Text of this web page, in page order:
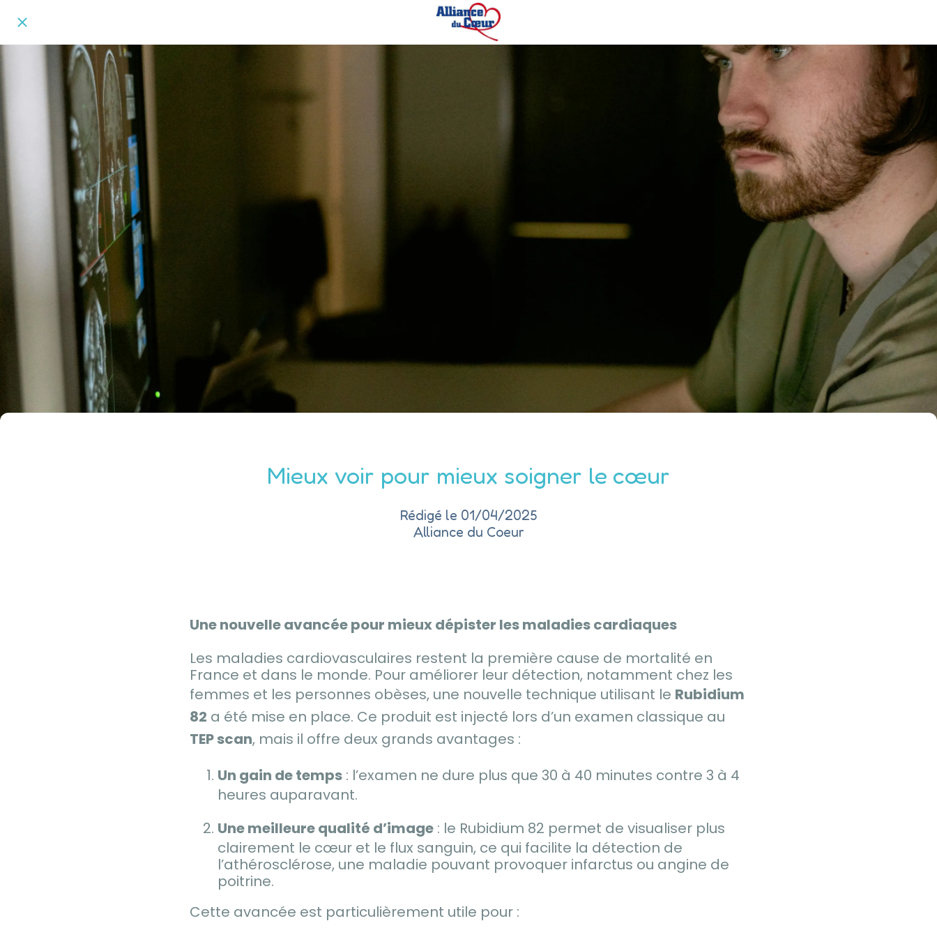
Mieux voir pour mieux soigner le cœur
Rédigé le 01/04/2025
Alliance du Coeur
Une nouvelle avancée pour mieux dépister les maladies cardiaques
Les maladies cardiovasculaires restent la première cause de mortalité en
France et dans le monde. Pour améliorer leur détection, notamment chez les
femmes et les personnes obèses, une nouvelle technique utilisant le Rubidium
82 a été mise en place. Ce produit est injecté lors d’un examen classique au
TEP scan, mais il offre deux grands avantages :
Un gain de temps : l’examen ne dure plus que 30 à 40 minutes contre 3 à 4
heures auparavant.
Une meilleure qualité d’image : le Rubidium 82 permet de visualiser plus
clairement le cœur et le flux sanguin, ce qui facilite la détection de
l’athérosclérose, une maladie pouvant provoquer infarctus ou angine de
poitrine.
Cette avancée est particulièrement utile pour :